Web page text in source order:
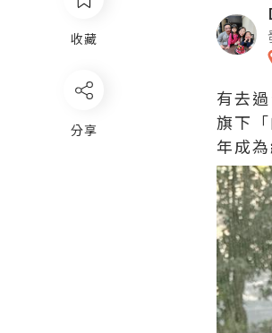
收藏
分享
有去
旗下
年成